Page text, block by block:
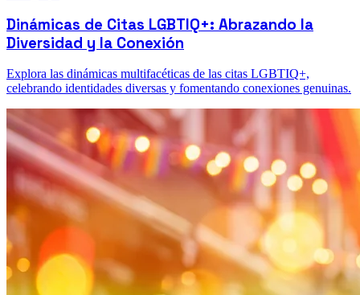
Dinámicas de Citas LGBTIQ+: Abrazando la
Diversidad y la Conexión
Explora las dinámicas multifacéticas de las citas LGBTIQ+,
celebrando identidades diversas y fomentando conexiones genuinas.